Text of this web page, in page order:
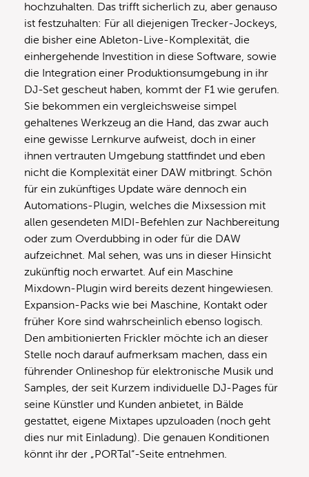
hochzuhalten. Das trifft sicherlich zu, aber genauso
ist festzuhalten: Für all diejenigen Trecker-Jockeys,
die bisher eine Ableton-Live-Komplexität, die
einhergehende Investition in diese Software, sowie
die Integration einer Produktionsumgebung in ihr
DJ-Set gescheut haben, kommt der F1 wie gerufen.
Sie bekommen ein vergleichsweise simpel
gehaltenes Werkzeug an die Hand, das zwar auch
eine gewisse Lernkurve aufweist, doch in einer
ihnen vertrauten Umgebung stattfindet und eben
nicht die Komplexität einer DAW mitbringt. Schön
für ein zukünftiges Update wäre dennoch ein
Automations-Plugin, welches die Mixsession mit
allen gesendeten MIDI-Befehlen zur Nachbereitung
oder zum Overdubbing in oder für die DAW
aufzeichnet. Mal sehen, was uns in dieser Hinsicht
zukünftig noch erwartet. Auf ein Maschine
Mixdown-Plugin wird bereits dezent hingewiesen.
Expansion-Packs wie bei Maschine, Kontakt oder
früher Kore sind wahrscheinlich ebenso logisch.
Den ambitionierten Frickler möchte ich an dieser
Stelle noch darauf aufmerksam machen, dass ein
führender Onlineshop für elektronische Musik und
Samples, der seit Kurzem individuelle DJ-Pages für
seine Künstler und Kunden anbietet, in Bälde
gestattet, eigene Mixtapes upzuloaden (noch geht
dies nur mit Einladung). Die genauen Konditionen
könnt ihr der „PORTal“-Seite entnehmen.